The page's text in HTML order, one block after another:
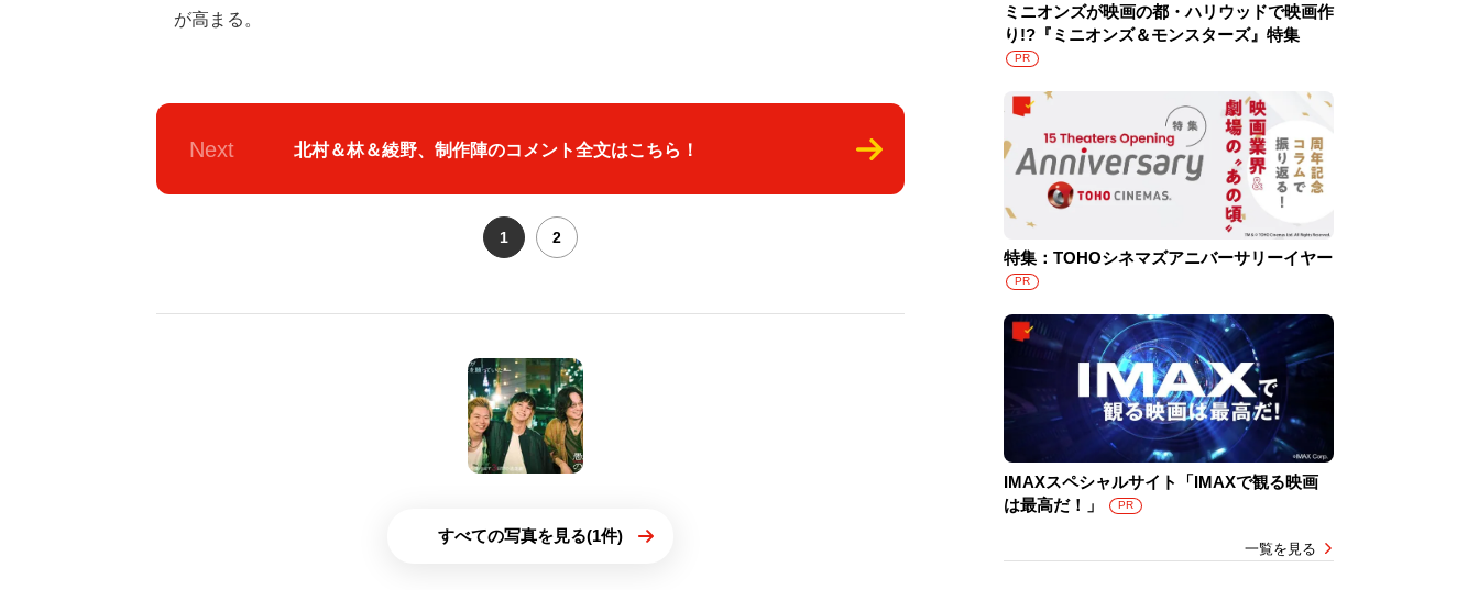
が高まる。
Next 北村＆林＆綾野、制作陣のコメント全文はこちら！
1 2
すべての写真を見る(1件)
ミニオンズが映画の都・ハリウッドで映画作
り!?『ミニオンズ＆モンスターズ』特集
PR
特集：TOHOシネマズアニバーサリーイヤー
PR
IMAXスペシャルサイト「IMAXで観る映画
は最高だ！」
PR
一覧を見る